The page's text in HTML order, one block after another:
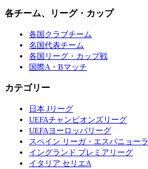
各チーム、リーグ・カップ
各国クラブチーム
名国代表チーム
各国リーグ・カップ戦
国際A・Bマッチ
カテゴリー
日本 Jリーグ
UEFAチャンピオンズリーグ
UEFAヨーロッパリーグ
スペイン リーガ・エスパニョーラ
イングランド プレミアリーグ
イタリア セリエA